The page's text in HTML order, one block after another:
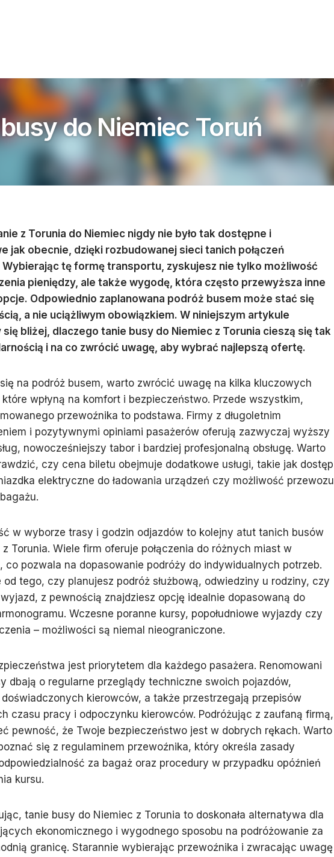
do Niemiec Toruń
z Torunia do Niemiec nigdy nie było tak dostępne i
jak obecnie, dzięki rozbudowanej sieci tanich połączeń
Wybierając tę formę transportu, zyskujesz nie tylko możliwość
pieniędzy, ale także wygodę, która często przewyższa inne
Odpowiednio zaplanowana podróż busem może stać się
a nie uciążliwym obowiązkiem. W niniejszym artykule
bliżej, dlaczego tanie busy do Niemiec z Torunia cieszą się tak
i na co zwrócić uwagę, aby wybrać najlepszą ofertę.
na podróż busem, warto zwrócić uwagę na kilka kluczowych
wpłyną na komfort i bezpieczeństwo. Przede wszystkim,
przewoźnika to podstawa. Firmy z długoletnim
i pozytywnymi opiniami pasażerów oferują zazwyczaj wyższy
nowocześniejszy tabor i bardziej profesjonalną obsługę. Warto
czy cena biletu obejmuje dodatkowe usługi, takie jak dostęp
elektryczne do ładowania urządzeń czy możliwość przewozu
w wyborze trasy i godzin odjazdów to kolejny atut tanich busów
Torunia. Wiele firm oferuje połączenia do różnych miast w
co pozwala na dopasowanie podróży do indywidualnych potrzeb.
od tego, czy planujesz podróż służbową, odwiedziny u rodziny, czy
z pewnością znajdziesz opcję idealnie dopasowaną do
Wczesne poranne kursy, popołudniowe wyjazdy czy
– możliwości są niemal nieograniczone.
jest priorytetem dla każdego pasażera. Renomowani
dbają o regularne przeglądy techniczne swoich pojazdów,
kierowców, a także przestrzegają przepisów
czasu pracy i odpoczynku kierowców. Podróżując z zaufaną firmą,
pewność, że Twoje bezpieczeństwo jest w dobrych rękach. Warto
się z regulaminem przewoźnika, który określa zasady
za bagaż oraz procedury w przypadku opóźnień
kursu.
tanie busy do Niemiec z Torunia to doskonała alternatywa dla
ekonomicznego i wygodnego sposobu na podróżowanie za
granicę. Starannie wybierając przewoźnika i zwracając uwagę